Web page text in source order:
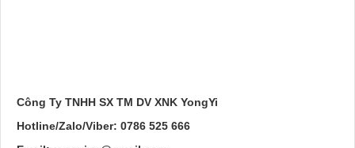
Công Ty TNHH SX TM DV XNK YongYi
Hotline/Zalo/Viber: 0786 525 666